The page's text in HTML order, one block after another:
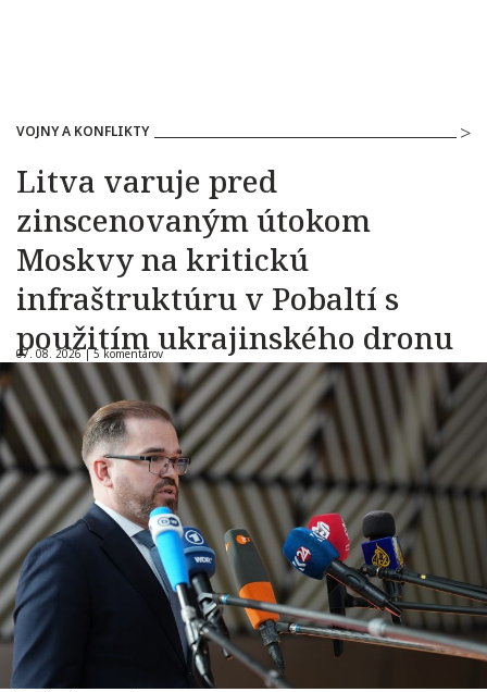
VOJNY A KONFLIKTY
Litva varuje pred
zinscenovaným útokom
Moskvy na kritickú
infraštruktúru v Pobaltí s
použitím ukrajinského dronu
07. 08. 2026 |5 komentárov